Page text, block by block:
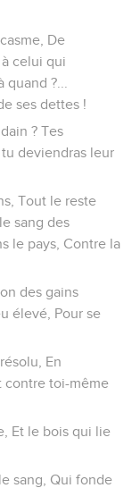
De
celui qui
?...
ses dettes !
? Tes
deviendras leur
Tout le reste
sang des
le pays, Contre la
des gains
élevé, Pour se
En
contre toi-même
Et le bois qui lie
sang, Qui fonde